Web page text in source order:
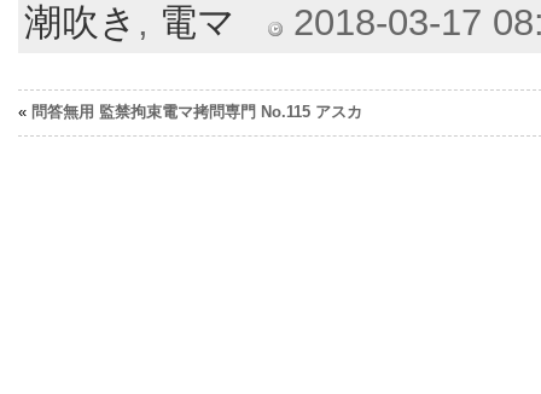
潮吹き , 電マ 2018-03-17
« 問答無用 監禁拘束電マ拷問専門 No.115 アスカ